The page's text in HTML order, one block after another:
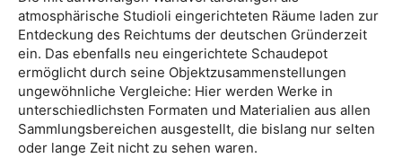
atmosphärische Studioli eingerichteten Räume laden zur
Entdeckung des Reichtums der deutschen Gründerzeit
ein. Das ebenfalls neu eingerichtete Schaudepot
ermöglicht durch seine Objektzusammenstellungen
ungewöhnliche Vergleiche: Hier werden Werke in
unterschiedlichsten Formaten und Materialien aus allen
Sammlungsbereichen ausgestellt, die bislang nur selten
oder lange Zeit nicht zu sehen waren.